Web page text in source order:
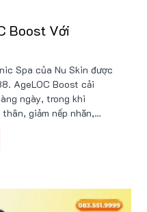
Boost Với
Spa của Nu Skin được
AgeLOC Boost cải
ngày, trong khi
giảm nếp nhăn,
phẩm thích hợp theo
Tìm hiểu chi tiết tại